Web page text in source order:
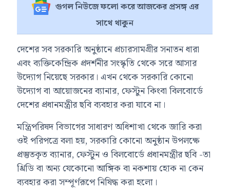
গুগল নিউজে ফলো করে আজকের প্রসঙ্গ এর
সাথে থাকুন
দেশের সব সরকারি অনুষ্ঠানে প্রচারসামগ্রীর সনাতন ধারা
এবং ব্যক্তিকেন্দ্রিক প্রদর্শনীর সংস্কৃতি থেকে সরে আসার
উদ্যোগ নিয়েছে সরকার। এখন থেকে সরকারি কোনো
উদ্যোগ বা আয়োজনের ব্যানার, ফেস্টুন কিংবা বিলবোর্ডে
দেশের প্রধানমন্ত্রীর ছবি ব্যবহার করা যাবে না।
মন্ত্রিপরিষদ বিভাগের সাধারণ অধিশাখা থেকে জারি করা
ওই পরিপত্রে বলা হয়, সরকারি কোনো অনুষ্ঠান উপলক্ষে
প্রস্তুতকৃত ব্যানার, ফেস্টুন ও বিলবোর্ডে প্রধানমন্ত্রীর ছবি -তা
থ্রিডি বা অন্য যেকোনো আঙ্গিক বা নকশায় হোক না কেন
ব্যবহার করা সম্পূর্ণরূপে নিষিদ্ধ করা হলো।